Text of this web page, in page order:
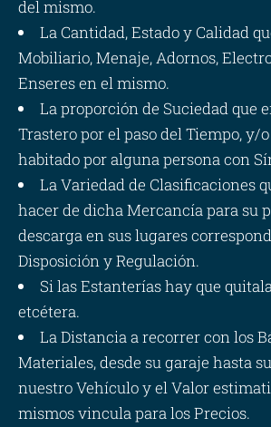
del mismo.
La Cantidad, Estado y Calidad
Mobiliario, Menaje, Adornos,
Enseres en el mismo.
La proporción de Suciedad que
Trastero por el paso del Tiempo, y/
habitado por alguna persona con
La Variedad de Clasificaciones
hacer de dicha Mercancía para su
descarga en sus lugares
Disposición y Regulación.
Si las Estanterías hay que
etcétera.
La Distancia a recorrer con los
Materiales, desde su garaje hasta
nuestro Vehículo y el Valor
mismos vincula para los Precios.